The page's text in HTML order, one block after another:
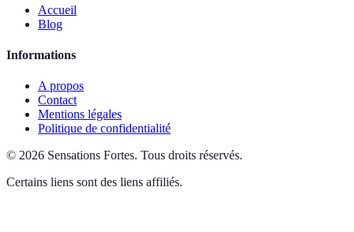
Accueil
Blog
Informations
A propos
Contact
Mentions légales
Politique de confidentialité
© 2026 Sensations Fortes. Tous droits réservés.
Certains liens sont des liens affiliés.